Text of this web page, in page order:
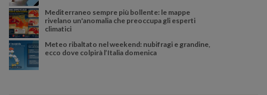
Mediterraneo sempre più bollente: le mappe
rivelano un'anomalia che preoccupa gli esperti
climatici
Meteo ribaltato nel weekend: nubifragi e grandine,
ecco dove colpirà l’Italia domenica